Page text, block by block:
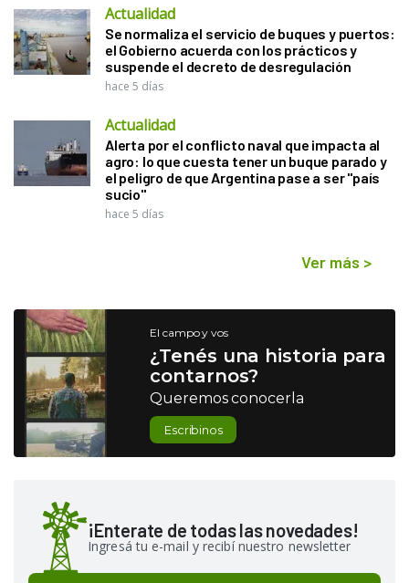
Actualidad
Se normaliza el servicio de buques y puertos:
el Gobierno acuerda con los prácticos y
suspende el decreto de desregulación
hace 5 días
Actualidad
Alerta por el conflicto naval que impacta al
agro: lo que cuesta tener un buque parado y
el peligro de que Argentina pase a ser "país
sucio"
hace 5 días
Ver más >
El campo y vos
¿Tenés una historia para
contarnos?
Queremos conocerla
Escribinos
¡Enterate de todas las novedades!
Ingresá tu e-mail y recibí nuestro newsletter